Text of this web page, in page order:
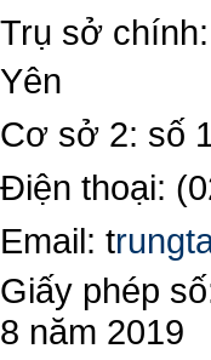
Trụ sở
Yên
Cơ sở 2: số
Điện thoại:
Email: t
Giấy phép
8 năm 2019